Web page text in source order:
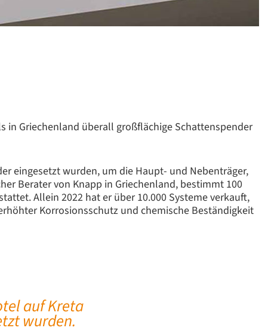
in Griechenland überall großflächige Schattenspender
eingesetzt wurden, um die Haupt- und Nebenträger,
Berater von Knapp in Griechenland, bestimmt 100
Allein 2022 hat er über 10.000 Systeme verkauft,
Korrosionsschutz und chemische Beständigkeit
auf Kreta
wurden.